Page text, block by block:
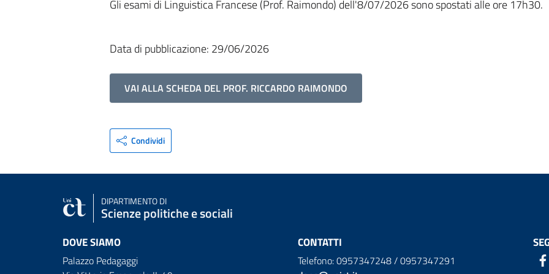
Gli esami di Linguistica Francese (Prof. Raimondo) dell'8/07/2026 sono spostati alle ore 17h30.
Data di pubblicazione: 29/06/2026
VAI ALLA SCHEDA DEL PROF. RICCARDO RAIMONDO
Condividi
DIPARTIMENTO DI
Scienze politiche e sociali
DOVE SIAMO
Palazzo Pedagaggi
CONTATTI
Telefono: 0957347248 / 0957347291